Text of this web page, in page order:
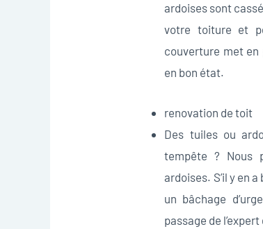
ardoises sont
votre toiture et
couverture met
en bon état.
renovation de toit
Des tuiles ou
tempête ? Nous
ardoises. S’il y en
un bâchage
passage de